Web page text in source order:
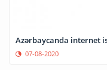
Azərbaycanda internet
07-08-2020